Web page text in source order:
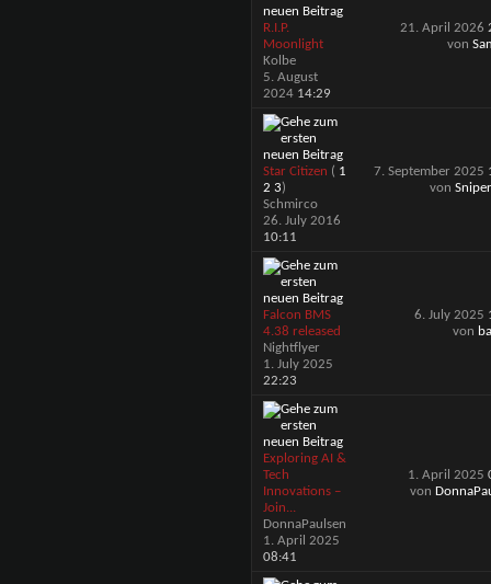
R.I.P.
Moonlight
Kolbe
5. August
2024 14:29
21. April 2026
von
Star Citizen ( 1
2 3)
Schmirco
26. July 2016
10:11
7. September 2025
von
Falcon BMS
4.38 released
Nightflyer
1. July 2025
22:23
6. July 2025
von
Exploring AI &
Tech
Innovations –
Join...
DonnaPaulsen
1. April 2025
08:41
1. April 2025
von